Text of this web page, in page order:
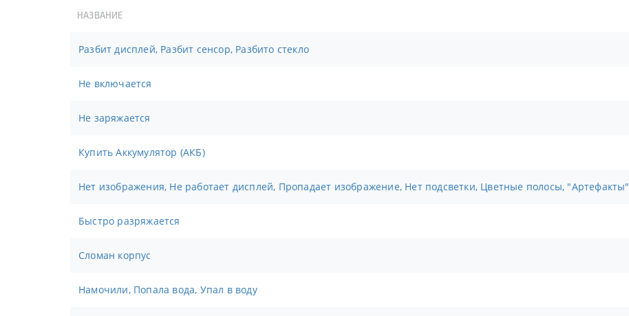
НАЗВАНИЕ
Разбит дисплей, Разбит сенсор, Разбито стекло
Не включается
Не заряжается
Купить Аккумулятор (АКБ)
Нет изображения, Не работает дисплей, Пропадает изображение, Нет подсветки, Цветные полосы, "Артефакты"
Быстро разряжается
Сломан корпус
Намочили, Попала вода, Упал в воду